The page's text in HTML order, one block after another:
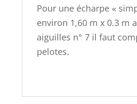
Pour une écharpe «
environ 1,60 m x 0.3 m
aiguilles n° 7 il faut
pelotes.